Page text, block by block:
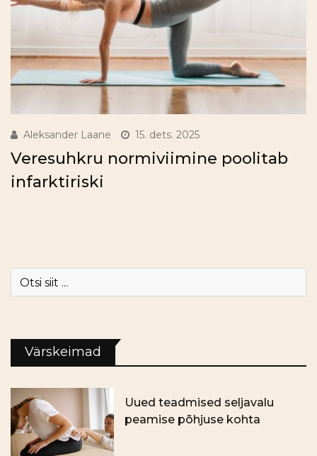
Aleksander Laane 15. dets. 2025
Veresuhkru normiviimine poolitab
infarktiriski
Värskeimad
Uued teadmised seljavalu
peamise põhjuse kohta